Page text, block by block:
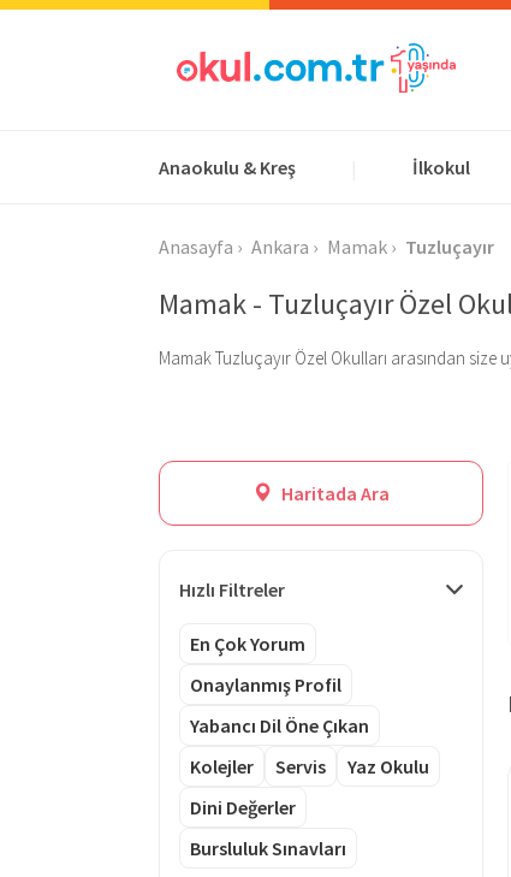
Anaokulu & Kreş İlkokul
Anasayfa Ankara Mamak Tuzluçayır
Mamak - Tuzluçayır Özel
Mamak Tuzluçayır Özel Okulları arasından
Haritada Ara
Hızlı Filtreler
En Çok Yorum
Onaylanmış Profil
Yabancı Dil Öne Çıkan
Kolejler
Servis
Yaz Okulu
Dini Değerler
Bursluluk Sınavları